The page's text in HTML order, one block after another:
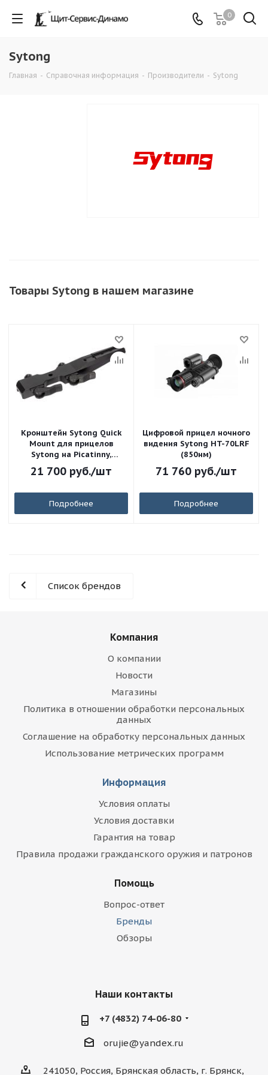
0
Sytong
Главная - Справочная информация - Производители - Sytong
Товары Sytong в нашем магазине
Кронштейн Sytong Quick
Mount для прицелов
Sytong на Picatinny,
быстросъёмный
21 700 руб./шт
Подробнее
Цифровой прицел ночного
видения Sytong HT-70LRF
(850нм)
71 760 руб./шт
Подробнее
Список брендов
Компания
О компании
Новости
Магазины
Политика в отношении обработки персональных
данных
Соглашение на обработку персональных данных
Использование метрических программ
Информация
Условия оплаты
Условия доставки
Гарантия на товар
Правила продажи гражданского оружия и патронов
Помощь
Вопрос-ответ
Бренды
Обзоры
Наши контакты
+7 (4832) 74-06-80
orujie@yandex.ru
241050, Россия, Брянская область, г. Брянск,